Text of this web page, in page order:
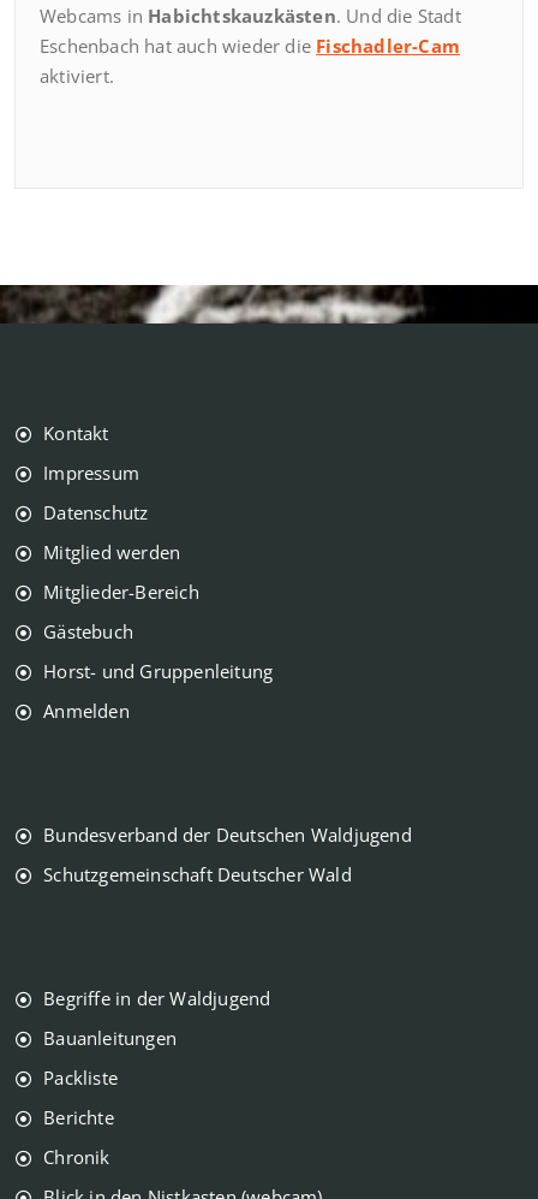
Webcams in Habichtskauzkästen. Und die Stadt
Eschenbach hat auch wieder die Fischadler-Cam
aktiviert.
Kontakt
Impressum
Datenschutz
Mitglied werden
Mitglieder-Bereich
Gästebuch
Horst- und Gruppenleitung
Anmelden
Bundesverband der Deutschen Waldjugend
Schutzgemeinschaft Deutscher Wald
Begriffe in der Waldjugend
Bauanleitungen
Packliste
Berichte
Chronik